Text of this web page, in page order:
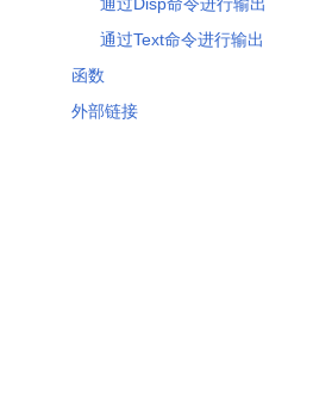
通过Text命令进行输出
函数
外部链接